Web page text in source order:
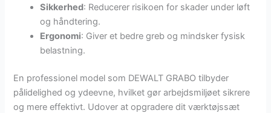
Sikkerhed: Reducerer risikoen for skader under løft
og håndtering.
Ergonomi: Giver et bedre greb og mindsker fysisk
belastning.
En professionel model som DEWALT GRABO tilbyder
pålidelighed og ydeevne, hvilket gør arbejdsmiljøet sikrere
og mere effektivt. Udover at opgradere dit værktøjssæt